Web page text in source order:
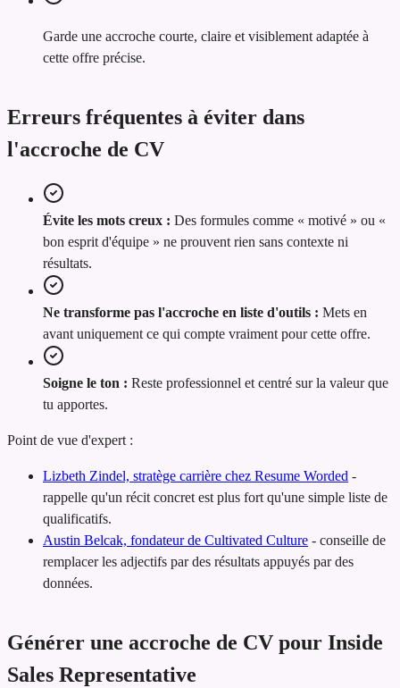
Garde une accroche courte, claire et visiblement adaptée à
cette offre précise.
Erreurs fréquentes à éviter dans
l'accroche de CV
Évite les mots creux : Des formules comme « motivé » ou «
bon esprit d'équipe » ne prouvent rien sans contexte ni
résultats.
Ne transforme pas l'accroche en liste d'outils : Mets en
avant uniquement ce qui compte vraiment pour cette offre.
Soigne le ton : Reste professionnel et centré sur la valeur que
tu apportes.
Point de vue d'expert :
Lizbeth Zindel, stratège carrière chez Resume Worded -
rappelle qu'un récit concret est plus fort qu'une simple liste de
qualificatifs.
Austin Belcak, fondateur de Cultivated Culture - conseille de
remplacer les adjectifs par des résultats appuyés par des
données.
Générer une accroche de CV pour Inside
Sales Representative